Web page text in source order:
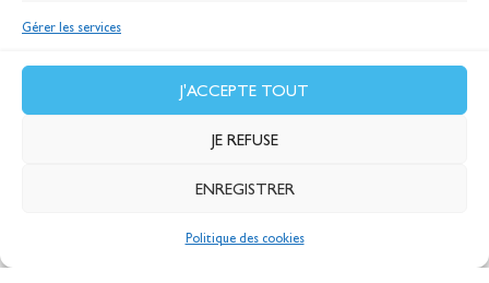
Gérer les services
J'ACCEPTE TOUT
JE REFUSE
ENREGISTRER
Politique des cookies
POPULAIRE XI, UNE
TOURNÉE DE LA
MÉDITERRANÉE JUSQU’À
LA GIRONDE